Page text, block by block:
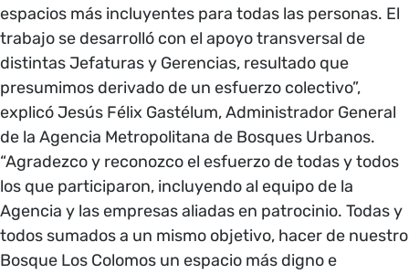
espacios más incluyentes para todas las personas. El
trabajo se desarrolló con el apoyo transversal de
distintas Jefaturas y Gerencias, resultado que
presumimos derivado de un esfuerzo colectivo”,
explicó Jesús Félix Gastélum, Administrador General
de la Agencia Metropolitana de Bosques Urbanos.
“Agradezco y reconozco el esfuerzo de todas y todos
los que participaron, incluyendo al equipo de la
Agencia y las empresas aliadas en patrocinio. Todas y
todos sumados a un mismo objetivo, hacer de nuestro
Bosque Los Colomos un espacio más digno e